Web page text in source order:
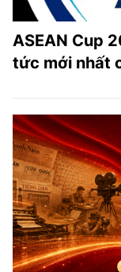
ASEAN Cup
tức mới nhất